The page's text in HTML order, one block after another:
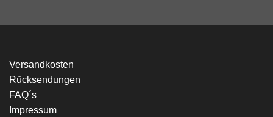
Versandkosten
Rücksendungen
FAQ´s
Impressum